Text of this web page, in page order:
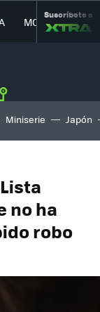
MOVILIDAD
Suscríbete a
Miniserie Japón
no ha
robo